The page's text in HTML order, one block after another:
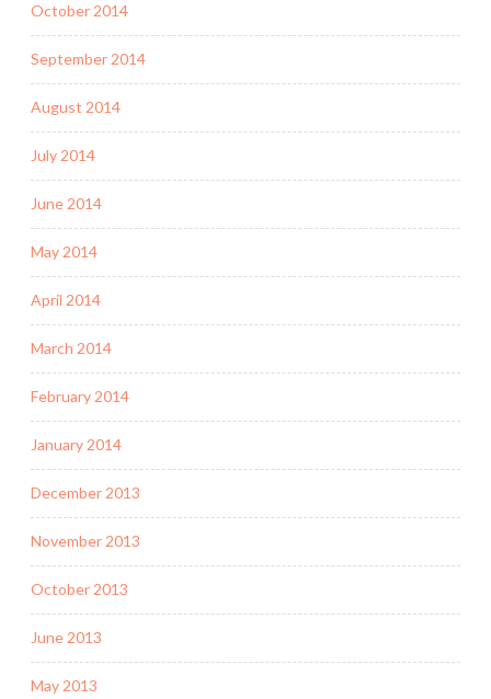
October 2014
September 2014
August 2014
July 2014
June 2014
May 2014
April 2014
March 2014
February 2014
January 2014
December 2013
November 2013
October 2013
June 2013
May 2013